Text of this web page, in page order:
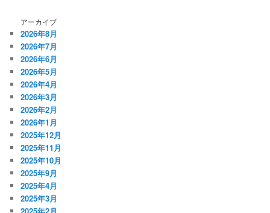
アーカイブ
2026年8月
2026年7月
2026年6月
2026年5月
2026年4月
2026年3月
2026年2月
2026年1月
2025年12月
2025年11月
2025年10月
2025年9月
2025年4月
2025年3月